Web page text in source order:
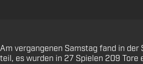
Am vergangenen Samstag fand in
teil, es wurden in 27 Spielen 209